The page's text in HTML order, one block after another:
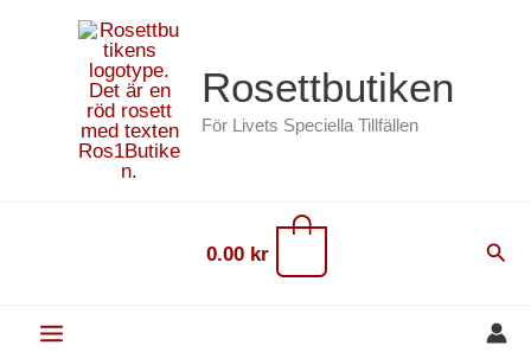
Rosettbutiken
För Livets Speciella Tillfällen
0.00 kr Sök